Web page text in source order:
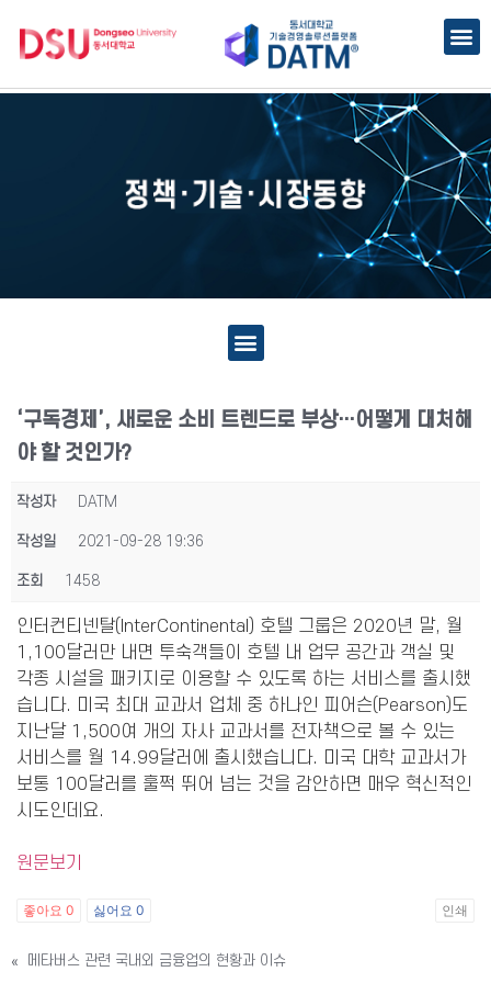
‘구독경제’, 새로운 소비 트렌드로 부상…어떻게 대처해
야 할 것인가?
작성자 DATM
작성일 2021-09-28 19:36
조회 1458
인터컨티넨탈(InterContinental) 호텔 그룹은 2020년 말, 월
1,100달러만 내면 투숙객들이 호텔 내 업무 공간과 객실 및
각종 시설을 패키지로 이용할 수 있도록 하는 서비스를 출시했
습니다. 미국 최대 교과서 업체 중 하나인 피어슨(Pearson)도
지난달 1,500여 개의 자사 교과서를 전자책으로 볼 수 있는
서비스를 월 14.99달러에 출시했습니다. 미국 대학 교과서가
보통 100달러를 훌쩍 뛰어 넘는 것을 감안하면 매우 혁신적인
시도인데요.
원문보기
좋아요 0 싫어요 0 인쇄
« 메타버스 관련 국내외 금융업의 현황과 이슈